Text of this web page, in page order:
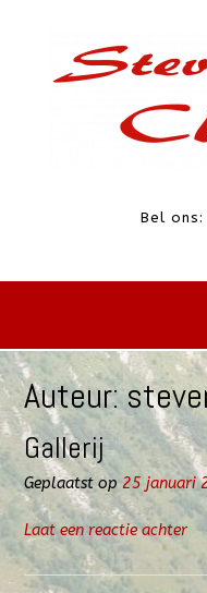
Bel
Auteur:
Gallerij
Geplaatst op25 januari
Laat een reactie achter